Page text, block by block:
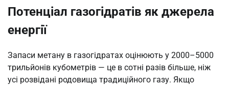
Потенціал газогідратів як джерела
енергії
Запаси метану в газогідратах оцінюють у 2000–5000
трильйонів кубометрів — це в сотні разів більше, ніж
усі розвідані родовища традиційного газу. Якщо